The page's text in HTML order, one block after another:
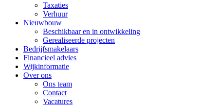
Taxaties
Verhuur
Nieuwbouw
Beschikbaar en in ontwikkeling
Gerealiseerde projecten
Bedrijfsmakelaars
Financieel advies
Wijkinformatie
Over ons
Ons team
Contact
Vacatures